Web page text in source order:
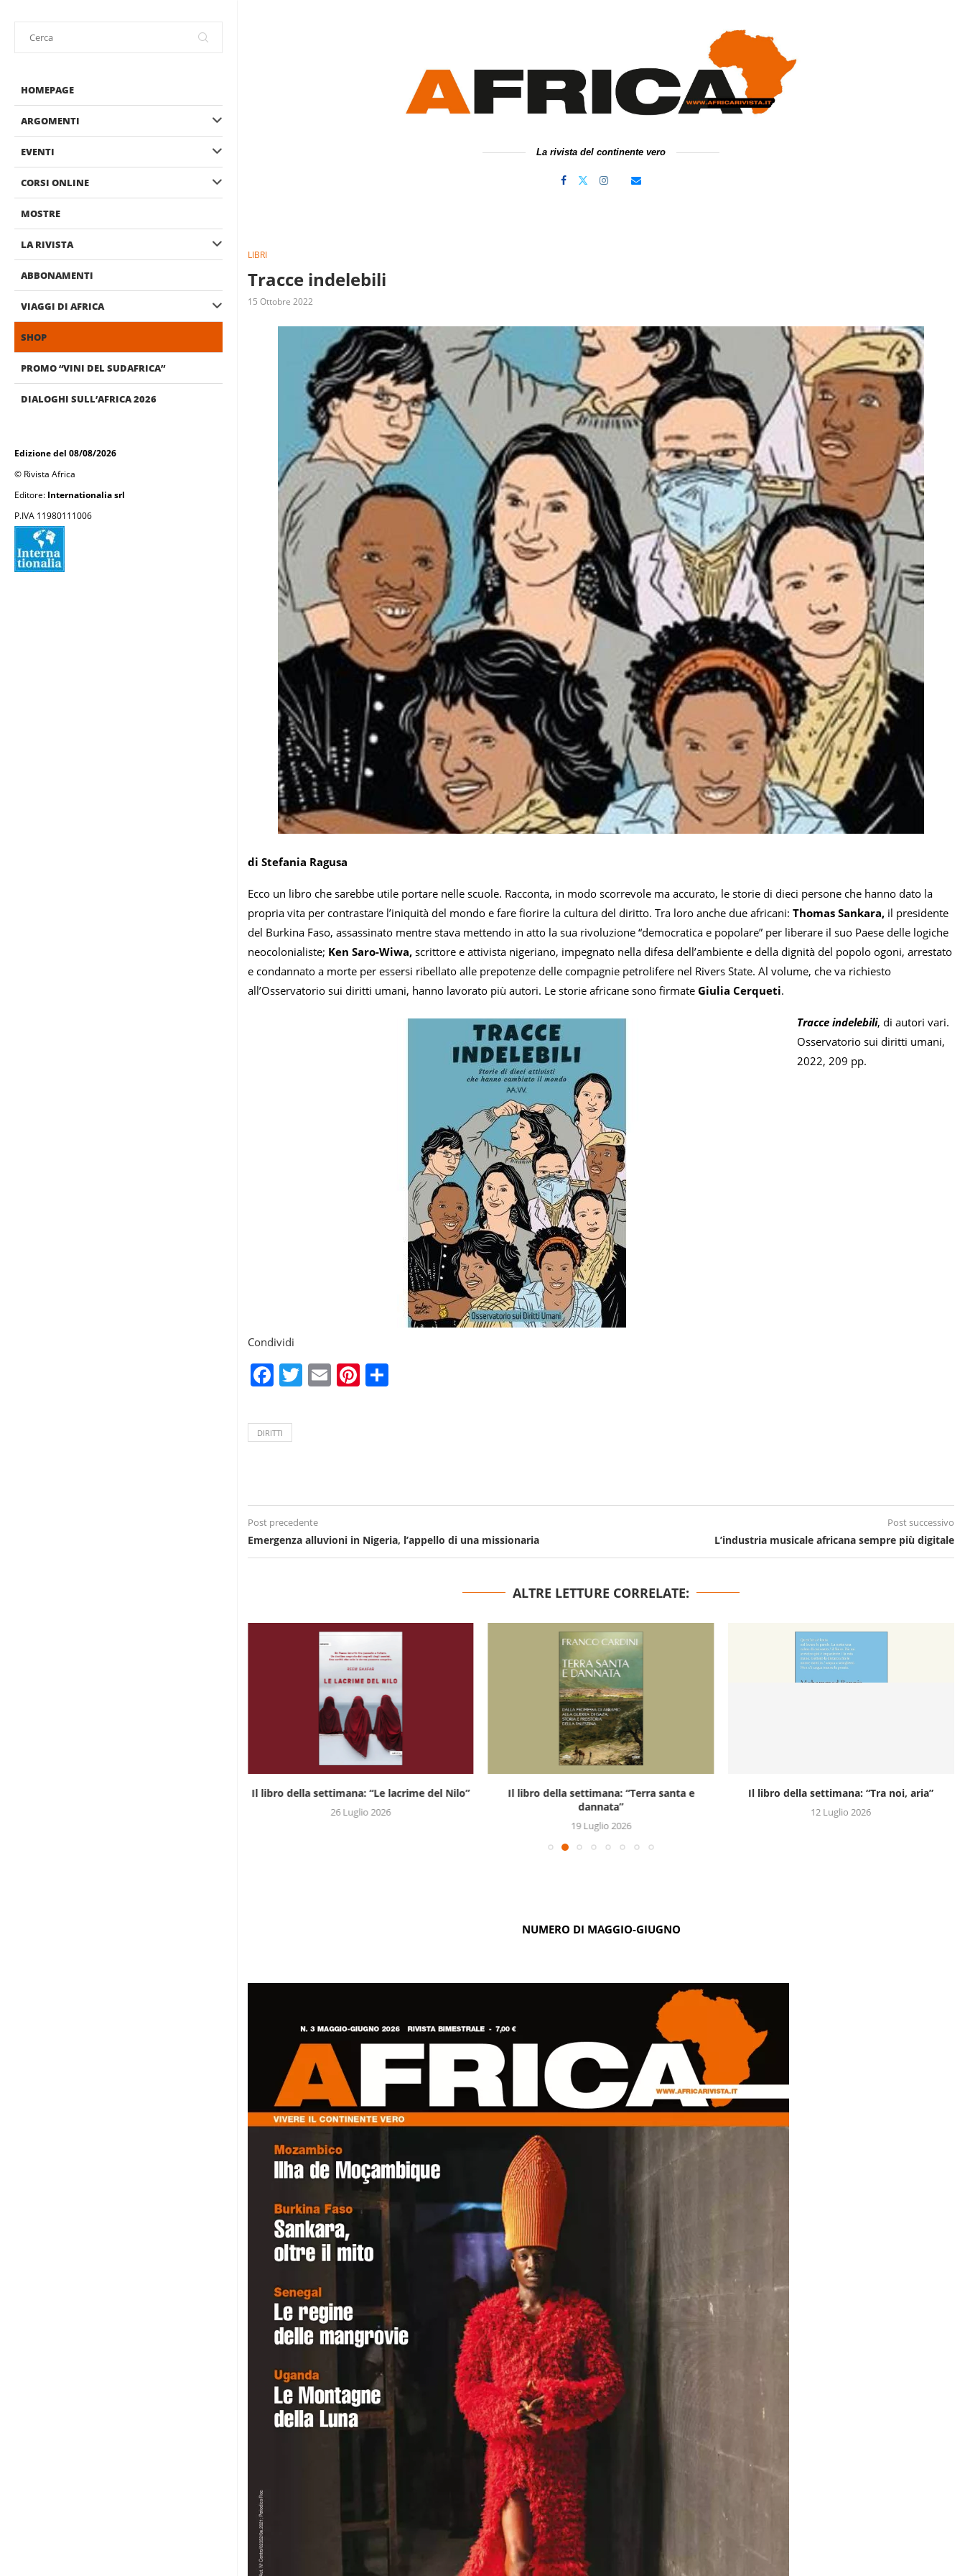
HOMEPAGE
ARGOMENTI
EVENTI
CORSI ONLINE
MOSTRE
LA RIVISTA
ABBONAMENTI
VIAGGI DI AFRICA
SHOP
PROMO “VINI DEL SUDAFRICA”
DIALOGHI SULL’AFRICA 2026
Edizione del 08/08/2026
© Rivista Africa
Editore: Internationalia srl
P.IVA 11980111006
La rivista del continente vero
LIBRI
Tracce indelebili
15 Ottobre 2022
di Stefania Ragusa
Ecco un libro che sarebbe utile portare nelle scuole. Racconta, in modo scorrevole ma accurato, le storie di dieci persone che hanno dato la
propria vita per contrastare l’iniquità del mondo e fare fiorire la cultura del diritto. Tra loro anche due africani: Thomas Sankara, il presidente
del Burkina Faso, assassinato mentre stava mettendo in atto la sua rivoluzione “democratica e popolare” per liberare il suo Paese delle logiche
neocolonialiste; Ken Saro-Wiwa, scrittore e attivista nigeriano, impegnato nella difesa dell’ambiente e della dignità del popolo ogoni, arrestato
e condannato a morte per essersi ribellato alle prepotenze delle compagnie petrolifere nel Rivers State. Al volume, che va richiesto
all’Osservatorio sui diritti umani, hanno lavorato più autori. Le storie africane sono firmate Giulia Cerqueti.
Tracce indelebili, di autori vari.
Osservatorio sui diritti umani,
2022, 209 pp.
Condividi
Facebook
Twitter
EmailPinterest
DIRITTI
Post precedente
Emergenza alluvioni in Nigeria, l’appello di una missionaria
Post successivo
L’industria musicale africana sempre più digitale
ALTRE LETTURE CORRELATE:
Il libro della settimana: “Le lacrime del Nilo”
26 Luglio 2026
Il libro della settimana: “Terra santa e
dannata”
19 Luglio 2026
Il libro della settimana: “Tra noi, aria”
12 Luglio 2026
NUMERO DI MAGGIO-GIUGNO